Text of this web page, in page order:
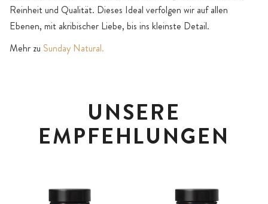
Reinheit und Qualität. Dieses Ideal verfolgen wir auf allen
Ebenen, mit akribischer Liebe, bis ins kleinste Detail.
Mehr zu Sunday Natural.
UNSERE
EMPFEHLUNGEN